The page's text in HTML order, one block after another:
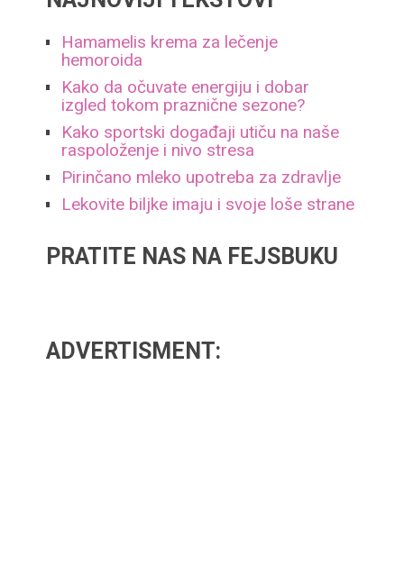
Hamamelis krema za lečenje
hemoroida
Kako da očuvate energiju i dobar
izgled tokom praznične sezone?
Kako sportski događaji utiču na naše
raspoloženje i nivo stresa
Pirinčano mleko upotreba za zdravlje
Lekovite biljke imaju i svoje loše strane
PRATITE NAS NA FEJSBUKU
ADVERTISMENT: